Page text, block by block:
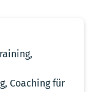
Coaching für